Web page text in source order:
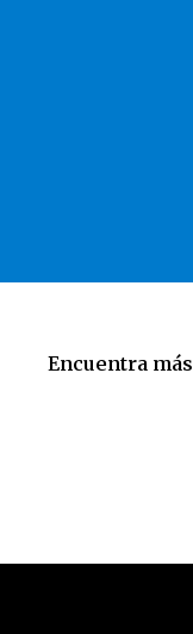
Encuentra más